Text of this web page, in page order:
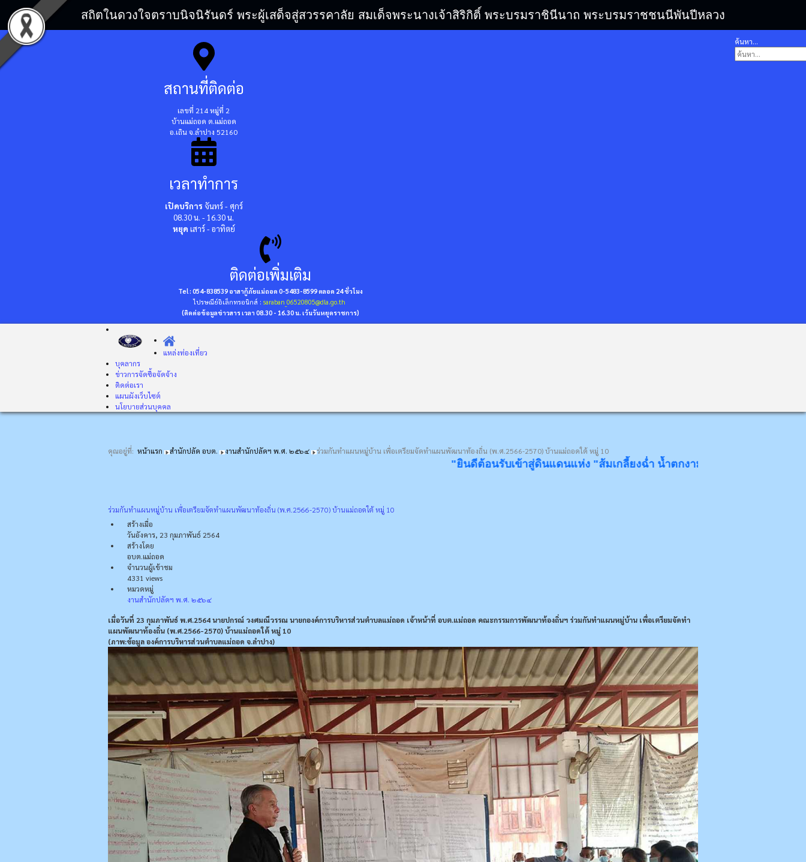
สถิตในดวงใจตราบนิจนิรันดร์ พระผู้เสด็จสู่สวรรคาลัย สมเด็จพระนางเจ้าสิริกิติ์ พระบรมราชินีนาถ พระบรมราชชนนีพันปีหลวง
สถานที่ติดต่อ
เลขที่ 214 หมู่ที่ 2
บ้านแม่ถอด ต.แม่ถอด
อ.เถิน จ.ลำปาง 52160
เวลาทำการ
เปิดบริการ จันทร์ - ศุกร์
08.30 น. - 16.30 น.
หยุด เสาร์ - อาทิตย์
ติดต่อเพิ่มเติม
Tel : 054-838539 อาสากู้ภัยแม่ถอด 0-5483-8599ตลอด 24 ชั่วโมง
ไปรษณีย์อิเล็กทรอนิกส์ :saraban_06520805@dla.go.th
(ติดต่อข้อมูลข่าวสาร เวลา 08.30 - 16.30 น. เว้นวันหยุดราชการ)
ค้นหา...
แหล่งท่องเที่ยว
บุคลากร
ข่าวการจัดซื้อจัดจ้าง
ติดต่อเรา
แผนผังเว็บไซต์
นโยบายส่วนบุคคล
คุณอยู่ที่: หน้าแรก สำนักปลัด อบต. งานสำนักปลัดฯ พ.ศ. ๒๕๖๔ ร่วมกันทำแผนหมู่บ้าน เพื่อเตรียมจัดทำแผนพัฒนาท้องถิ่น (พ.ศ.2566-2570) บ้านแม่ถอดใต้ หมู่ 10
"ยินดีต้อนรับเข้าสู่ดินแดนแห่ง "ส้มเกลี้ยงฉ่ำ น้ำตกงาม โป่งข่ามขลัง วังหินอ่อน" ด้วยความยินดียิ่ง"
ร่วมกันทำแผนหมู่บ้าน เพื่อเตรียมจัดทำแผนพัฒนาท้องถิ่น (พ.ศ.2566-2570) บ้านแม่ถอดใต้ หมู่ 10
สร้างเมื่อ
วันอังคาร, 23 กุมภาพันธ์ 2564
สร้างโดย
อบต.แม่ถอด
จำนวนผู้เข้าชม
4331 views
หมวดหมู่
งานสำนักปลัดฯ พ.ศ. ๒๕๖๔
เมื่อวันที่ 23 กุมภาพันธ์ พ.ศ.2564 นายปกรณ์ วงศมณีวรรณ นายกองค์การบริหารส่วนตำบลแม่ถอด เจ้าหน้าที่ อบต.แม่ถอด คณะกรรมการพัฒนาท้องถิ่นฯ ร่วมกันทำแผนหมู่บ้าน เพื่อเตรียมจัดทำ
แผนพัฒนาท้องถิ่น (พ.ศ.2566-2570) บ้านแม่ถอดใต้ หมู่ 10
(ภาพ:ข้อมูล องค์การบริหารส่วนตำบลแม่ถอด จ.ลำปาง)